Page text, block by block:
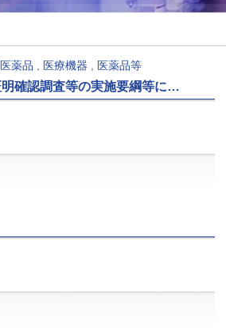
薬品 医療機器 医薬品等
明確認調査等の実施要綱等に…